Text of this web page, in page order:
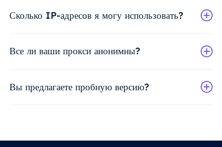
Сколько IP-адресов я могу использовать?
Все ли ваши прокси анонимны?
Вы предлагаете пробную версию?